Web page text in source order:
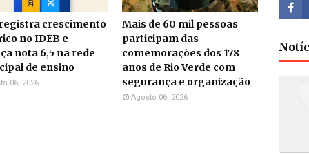
crescimento
no IDEB e
nota 6,5 na rede
de ensino
06, 2026
Mais de 60 mil pessoas
participam das
comemorações dos 178
anos de Rio Verde com
segurança e organização
Agosto 06, 2026